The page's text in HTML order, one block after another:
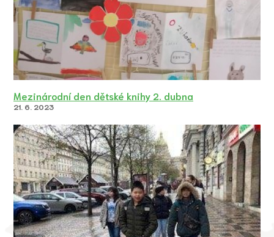
Mezinárodní den dětské knihy 2. dubna
21. 6. 2023